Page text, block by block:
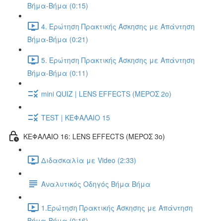
Βήμα-Βήμα (0:15)
4. Ερώτηση Πρακτικής Άσκησης με Απάντηση
Βήμα-Βήμα (0:21)
5. Ερώτηση Πρακτικής Άσκησης με Απάντηση
Βήμα-Βήμα (0:11)
mini QUIZ | LENS EFFECTS (ΜΕΡΟΣ 2o)
TEST | ΚΕΦΑΛΑΙΟ 15
ΚΕΦΑΛΑΙΟ 16: LENS EFFECTS (ΜΕΡΟΣ 3o)
Διδασκαλία με Video (2:33)
Αναλυτικός Οδηγός Βήμα Βήμα
1.Ερώτηση Πρακτικής Άσκησης με Απάντηση